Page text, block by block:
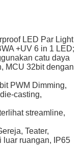
LED Par Light
+UV 6 in 1 LED;
catu daya
MCU 32bit dengan
PWM Dimming,
casting,
streamline,
Teater,
luar ruangan, IP65